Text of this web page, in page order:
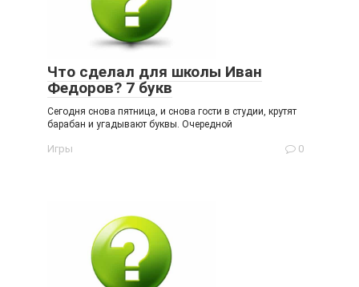
Что сделал для школы Иван
Федоров? 7 букв
Сегодня снова пятница, и снова гости в студии, крутят
барабан и угадывают буквы. Очередной
Игры 0